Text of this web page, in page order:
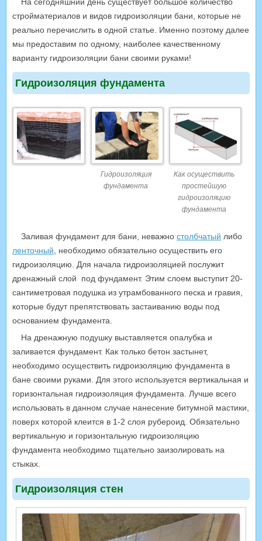
На сегодняшний день существует большое количество
стройматериалов и видов гидроизоляции бани, которые не
реально перечислить в одной статье. Именно поэтому далее
мы предоставим по одному, наиболее качественному
варианту гидроизоляции бани своими руками!
Гидроизоляция фундамента
Гидроизоляция
фундамента
Как осуществить
простейшую
гидроизоляцию
фундамента
Заливая фундамент для бани, неважно столбчатый либо
ленточный , необходимо обязательно осуществить его
гидроизоляцию. Для начала гидроизоляцией послужит
дренажный слой под фундамент. Этим слоем выступит 20-
сантиметровая подушка из утрамбованного песка и гравия,
которые будут препятствовать застаиванию воды под
основанием фундамента.
На дренажную подушку выставляется опалубка и
заливается фундамент. Как только бетон застынет,
необходимо осуществить гидроизоляцию фундамента в
бане своими руками. Для этого используется вертикальная и
горизонтальная гидроизоляция фундамента. Лучше всего
использовать в данном случае нанесение битумной мастики,
поверх которой клеится в 1-2 слоя рубероид. Обязательно
вертикальную и горизонтальную гидроизоляцию
фундамента необходимо тщательно заизолировать на
стыках.
Гидроизоляция стен